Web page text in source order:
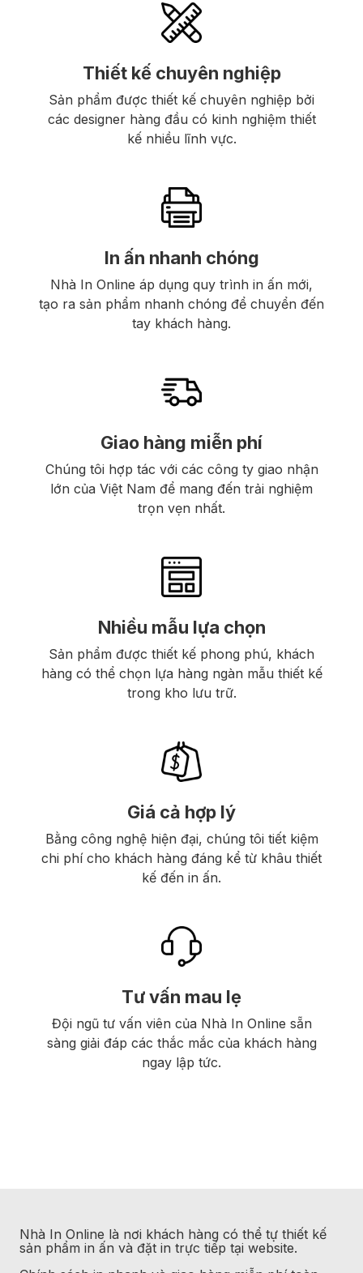
Thiết kế chuyên nghiệp
Sản phẩm được thiết kế chuyên nghiệp bởi
các designer hàng đầu có kinh nghiệm thiết
kế nhiều lĩnh vực.
In ấn nhanh chóng
Nhà In Online áp dụng quy trình in ấn mới,
tạo ra sản phẩm nhanh chóng để chuyển đến
tay khách hàng.
Giao hàng miễn phí
Chúng tôi hợp tác với các công ty giao nhận
lớn của Việt Nam để mang đến trải nghiệm
trọn vẹn nhất.
Nhiều mẫu lựa chọn
Sản phẩm được thiết kế phong phú, khách
hàng có thể chọn lựa hàng ngàn mẫu thiết kế
trong kho lưu trữ.
Giá cả hợp lý
Bằng công nghệ hiện đại, chúng tôi tiết kiệm
chi phí cho khách hàng đáng kể từ khâu thiết
kế đến in ấn.
Tư vấn mau lẹ
Đội ngũ tư vấn viên của Nhà In Online sẵn
sàng giải đáp các thắc mắc của khách hàng
ngay lập tức.
Nhà In Online là nơi khách hàng có thể tự thiết kế
sản phẩm in ấn và đặt in trực tiếp tại website.